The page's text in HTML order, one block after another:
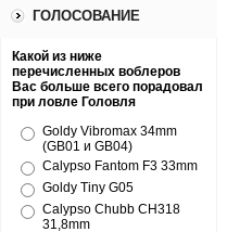
ГОЛОСОВАНИЕ
Какой из ниже
перечисленных воблеров
Вас больше всего порадовал
при ловле Головля
Goldy Vibromax 34mm
(GB01 и GB04)
Calypso Fantom F3 33mm
Goldy Tiny G05
Calypso Chubb CH318
31,8mm